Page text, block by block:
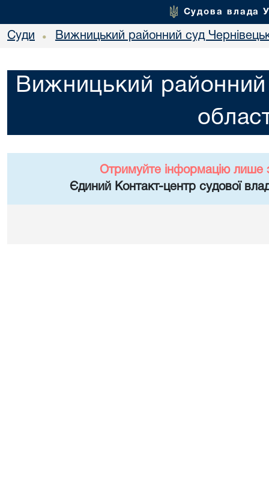
Судова влада
Суди • Вижницький районний суд
Вижницький районний
Отримуйте інформацію лише
Єдиний Контакт-центр судової